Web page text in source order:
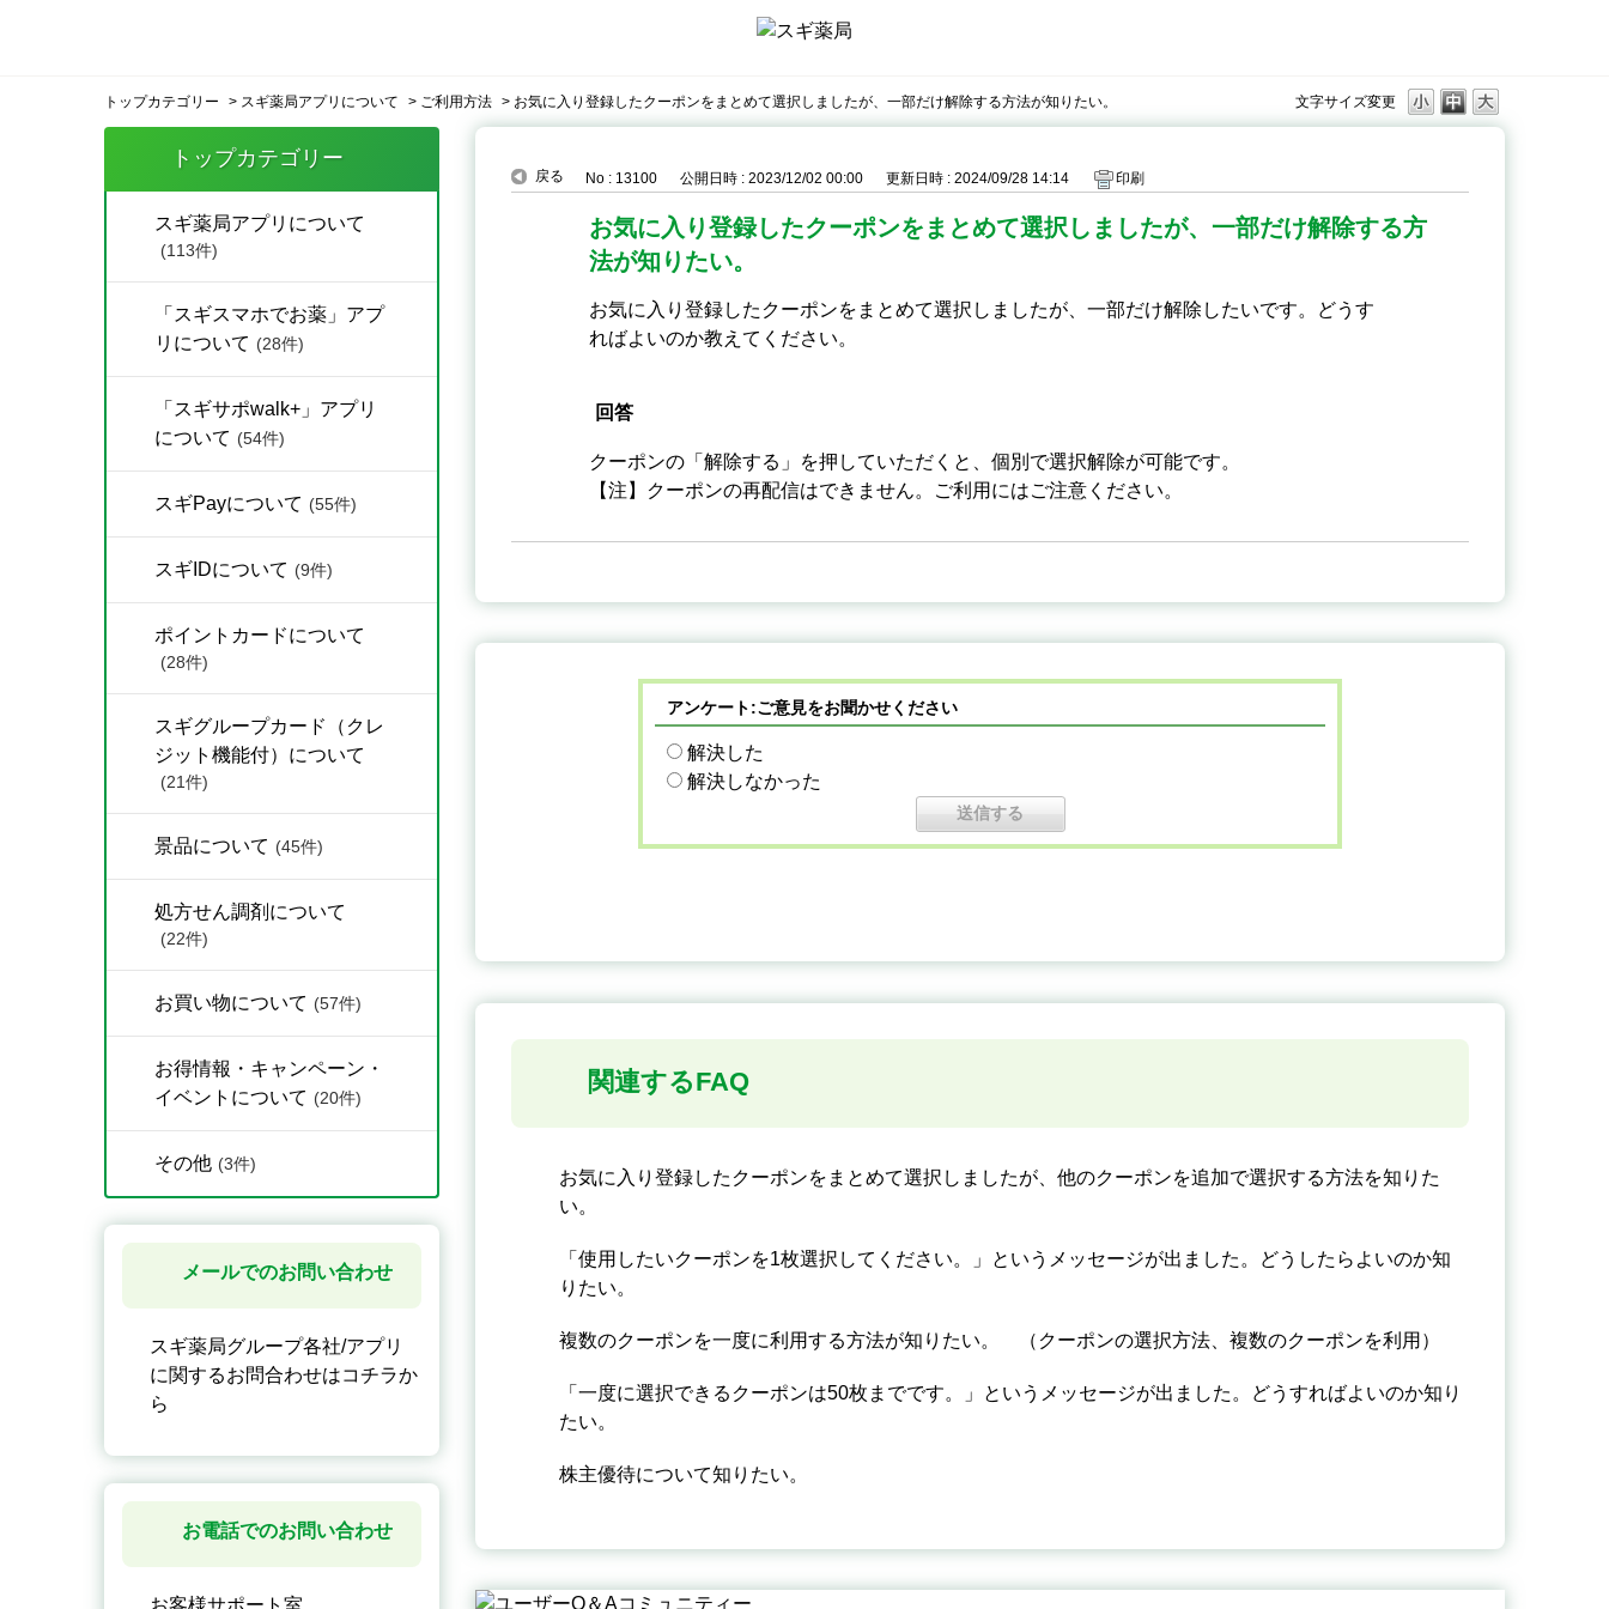
文字サイズ変更
トップカテゴリー > スギ薬局アプリについて > ご利用方法 > お気に入り登録したクーポンをまとめて選択しましたが、一部だけ解除する方法が知りたい。
トップカテゴリー
スギ薬局アプリについて
(113件)
「スギスマホでお薬」アプ
リについて (28件)
「スギサポwalk+」アプリ
について (54件)
スギPayについて (55件)
スギIDについて (9件)
ポイントカードについて
(28件)
スギグループカード（クレ
ジット機能付）について
(21件)
景品について (45件)
処方せん調剤について
(22件)
お買い物について (57件)
お得情報・キャンペーン・
イベントについて (20件)
その他 (3件)
メールでのお問い合わせ
スギ薬局グループ各社/アプリ
に関するお問合わせはコチラか
ら
お電話でのお問い合わせ
お客様サポート室
戻る No : 13100 公開日時 : 2023/12/02 00:00 更新日時 : 2024/09/28 14:14 印刷
お気に入り登録したクーポンをまとめて選択しましたが、一部だけ解除する方
法が知りたい。
お気に入り登録したクーポンをまとめて選択しましたが、一部だけ解除したいです。どうす
ればよいのか教えてください。
回答
クーポンの「解除する」を押していただくと、個別で選択解除が可能です。
【注】クーポンの再配信はできません。ご利用にはご注意ください。
アンケート:ご意見をお聞かせください
解決した
解決しなかった
関連するFAQ
お気に入り登録したクーポンをまとめて選択しましたが、他のクーポンを追加で選択する方法を知りた
い。
「使用したいクーポンを1枚選択してください。」というメッセージが出ました。どうしたらよいのか知
りたい。
複数のクーポンを一度に利用する方法が知りたい。 （クーポンの選択方法、複数のクーポンを利用）
「一度に選択できるクーポンは50枚までです。」というメッセージが出ました。どうすればよいのか知り
たい。
株主優待について知りたい。